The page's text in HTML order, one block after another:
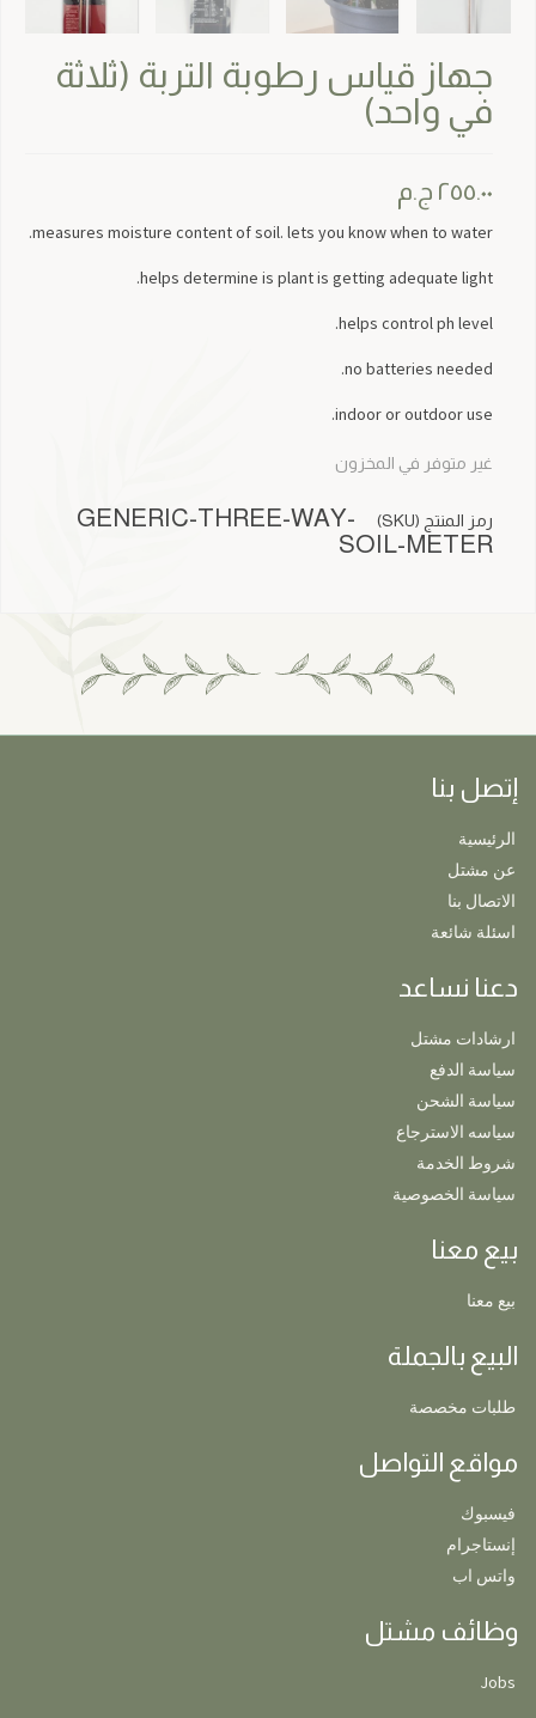
جهاز قياس رطوبة التربة (ثلاثة
في واحد)
٢٥٥.٠٠ ج.م
measures moisture content of soil. lets you know when to water.
helps determine is plant is getting adequate light.
helps control ph level.
no batteries needed.
indoor or outdoor use.
غير متوفر في المخزون
رمز المنتج (SKU)
GENERIC-THREE-WAY-
SOIL-METER
إتصل بنا
الرئيسية
عن مشتل
الاتصال بنا
اسئلة شائعة
دعنا نساعد
ارشادات مشتل
سياسة الدفع
سياسة الشحن
سياسه الاسترجاع
شروط الخدمة
سياسة الخصوصية
بيع معنا
بيع معنا
البيع بالجملة
طلبات مخصصة
مواقع التواصل
فيسبوك
إنستاجرام
واتس اب
وظائف مشتل
Jobs